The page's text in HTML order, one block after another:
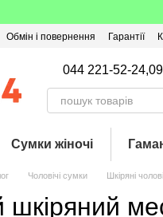
Обмін і повернення Гарантії
044 221-52-24,
Сумки жіночі
Чоловічі сумки Шкіряні
шкіряний